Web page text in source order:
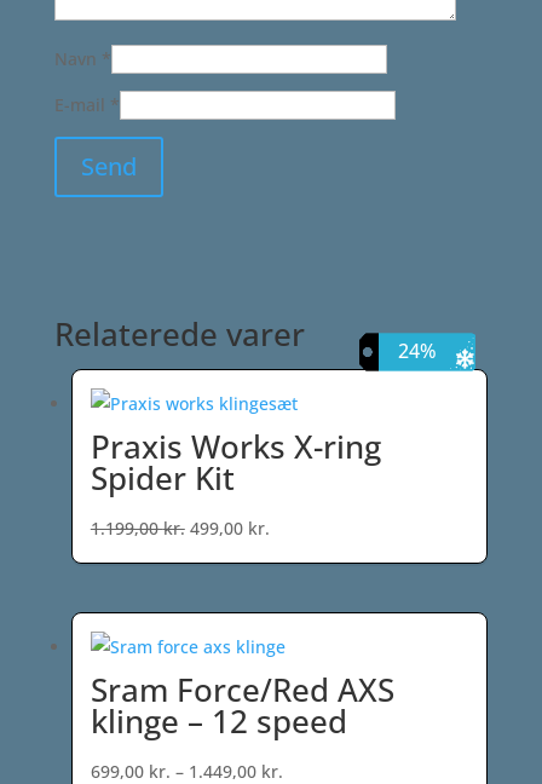
Navn *
E-mail *
Relaterede varer 58%
Praxis Works X-ring
Spider Kit
1.199,00kr. Den
oprindelige
var:
1.199,00 kr..
499,00 kr.Den
aktuelle
er:
499,00 kr..
13%
Sram Force/Red AXS
klinge – 12 speed
699,00 kr. – 1.449,00 kr.
11%
24%